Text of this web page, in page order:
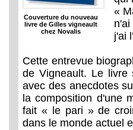
Couverture du nouveau
livre de Gilles vigneault
chez Novalis
«
j'ai
Cette entrevue
de Vigneault. Le livre
avec des anecdotes
la composition d'une
fait « le pari » de
dans le monde actuel